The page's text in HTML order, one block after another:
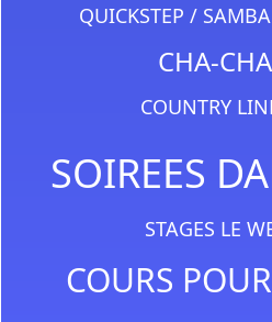
QUICKSTEP /
CHA-
COUNTRY
SOIREES
STAGES LE
COURS